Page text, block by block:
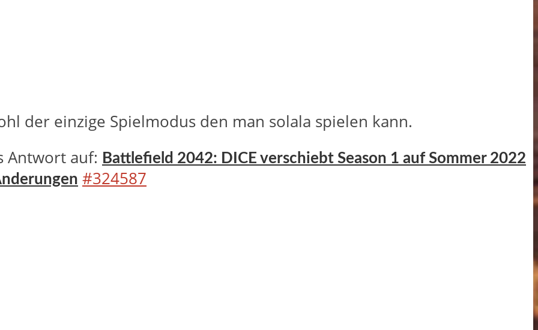
der einzige Spielmodus den man solala spielen kann.
Antwort auf: Battlefield 2042: DICE verschiebt Season 1 auf Sommer 2022
#324587